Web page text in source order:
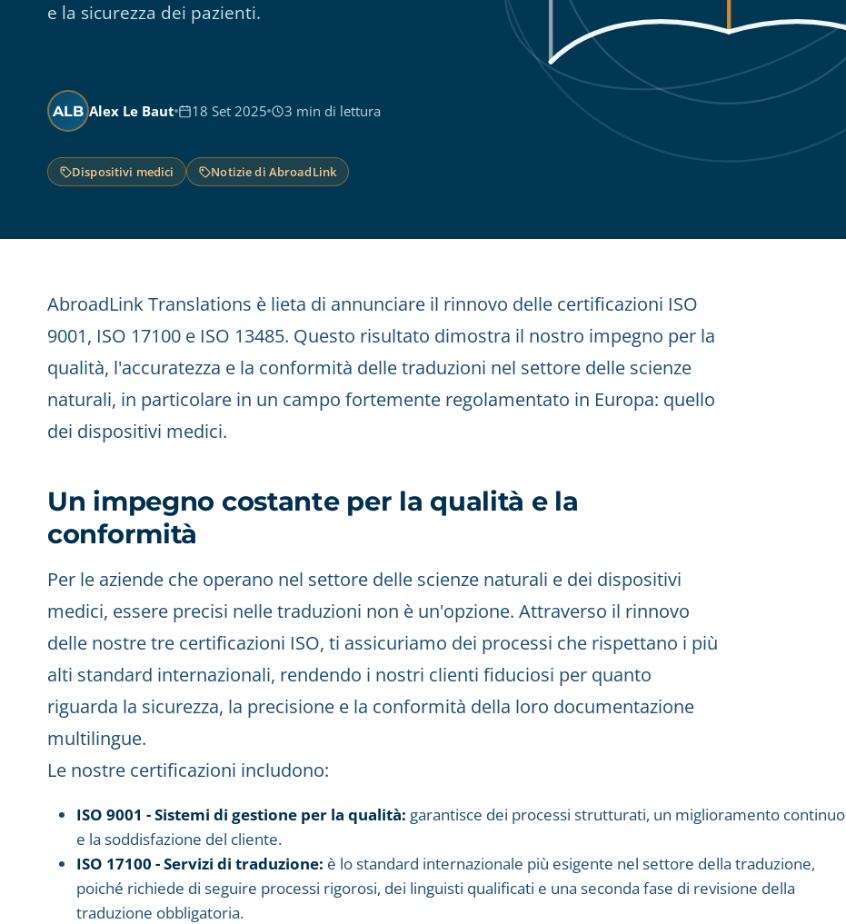
e la sicurezza dei pazienti.
ALB Alex Le Baut 18 Set 2025 3 min di lettura
Dispositivi medici Notizie di AbroadLink
AbroadLink Translations è lieta di annunciare il rinnovo delle certificazioni ISO
9001, ISO 17100 e ISO 13485. Questo risultato dimostra il nostro impegno per la
qualità, l'accuratezza e la conformità delle traduzioni nel settore delle scienze
naturali, in particolare in un campo fortemente regolamentato in Europa: quello
dei dispositivi medici.
Un impegno costante per la qualità e la
conformità
Per le aziende che operano nel settore delle scienze naturali e dei dispositivi
medici, essere precisi nelle traduzioni non è un'opzione. Attraverso il rinnovo
delle nostre tre certificazioni ISO, ti assicuriamo dei processi che rispettano i più
alti standard internazionali, rendendo i nostri clienti fiduciosi per quanto
riguarda la sicurezza, la precisione e la conformità della loro documentazione
multilingue.
Le nostre certificazioni includono:
ISO 9001 - Sistemi di gestione per la qualità: garantisce dei processi strutturati, un miglioramento continuo
e la soddisfazione del cliente.
ISO 17100 - Servizi di traduzione: è lo standard internazionale più esigente nel settore della traduzione,
poiché richiede di seguire processi rigorosi, dei linguisti qualificati e una seconda fase di revisione della
traduzione obbligatoria.